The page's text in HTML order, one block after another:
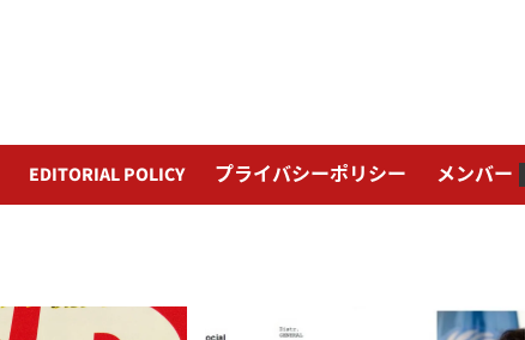
EDITORIAL POLICY プライバシーポリシー メンバー